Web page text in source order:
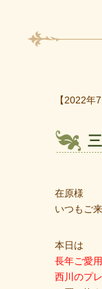
【2022年
在原様
いつもご
本日は
長年ご愛用
西川のプ